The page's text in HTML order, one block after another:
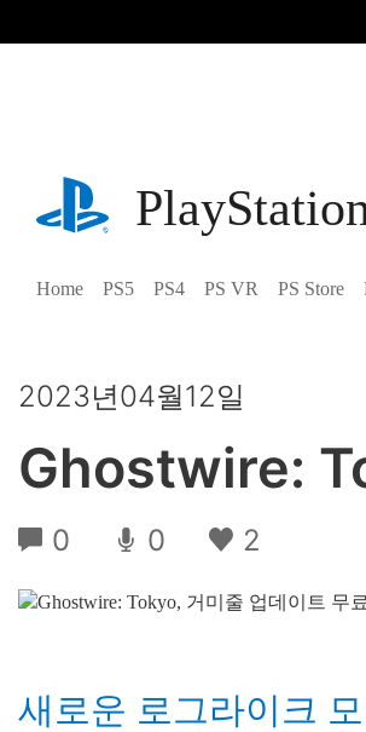
playstation.com
Home PS5 PS4 PS VR PS Store
2023년04월12일
Ghostwire:
0 0 2
새로운 로그라이크